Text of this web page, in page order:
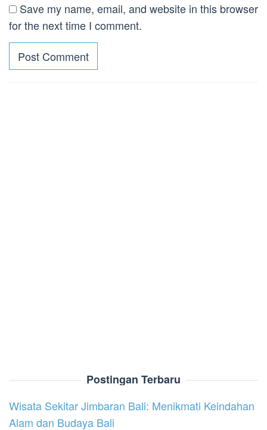
Save my name, email, and website in this browser
for the next time I comment.
Postingan Terbaru
Wisata Sekitar Jimbaran Bali: Menikmati Keindahan
Alam dan Budaya Bali